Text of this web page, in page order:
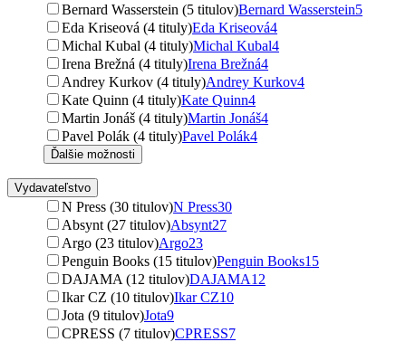
Bernard Wasserstein (5 titulov)Bernard Wasserstein5
Eda Kriseová (4 tituly)Eda Kriseová4
Michal Kubal (4 tituly)Michal Kubal4
Irena Brežná (4 tituly)Irena Brežná4
Andrey Kurkov (4 tituly)Andrey Kurkov4
Kate Quinn (4 tituly)Kate Quinn4
Martin Jonáš (4 tituly)Martin Jonáš4
Pavel Polák (4 tituly)Pavel Polák4
Ďalšie možnosti
Vydavateľstvo
N Press (30 titulov)N Press30
Absynt (27 titulov)Absynt27
Argo (23 titulov)Argo23
Penguin Books (15 titulov)Penguin Books15
DAJAMA (12 titulov)DAJAMA12
Ikar CZ (10 titulov)Ikar CZ10
Jota (9 titulov)Jota9
CPRESS (7 titulov)CPRESS7